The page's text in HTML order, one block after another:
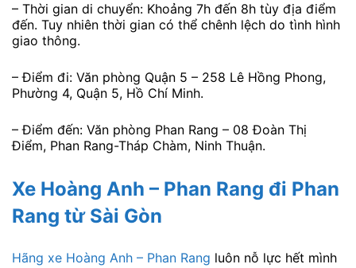
– Thời gian di chuyển: Khoảng 7h đến 8h tùy địa điểm
đến. Tuy nhiên thời gian có thể chênh lệch do tình hình
giao thông.
– Điểm đi: Văn phòng Quận 5 – 258 Lê Hồng Phong,
Phường 4, Quận 5, Hồ Chí Minh.
– Điểm đến: Văn phòng Phan Rang – 08 Đoàn Thị
Điểm, Phan Rang-Tháp Chàm, Ninh Thuận.
Xe Hoàng Anh – Phan Rang đi Phan
Rang từ Sài Gòn
Hãng xe Hoàng Anh – Phan Rang luôn nỗ lực hết mình